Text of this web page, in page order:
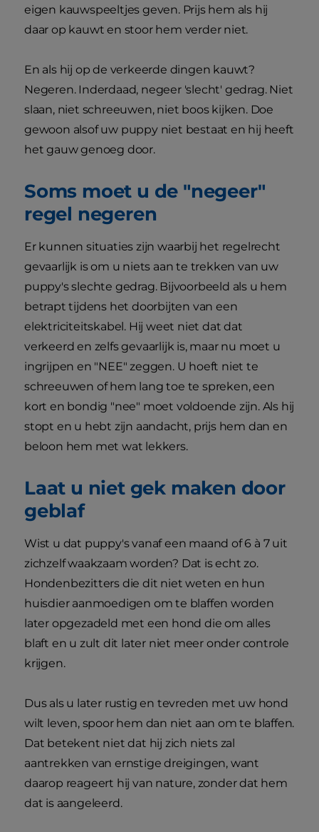
eigen kauwspeeltjes geven. Prijs hem als hij
daar op kauwt en stoor hem verder niet.
En als hij op de verkeerde dingen kauwt?
Negeren. Inderdaad, negeer 'slecht' gedrag. Niet
slaan, niet schreeuwen, niet boos kijken. Doe
gewoon alsof uw puppy niet bestaat en hij heeft
het gauw genoeg door.
Soms moet u de "negeer"
regel negeren
Er kunnen situaties zijn waarbij het regelrecht
gevaarlijk is om u niets aan te trekken van uw
puppy's slechte gedrag. Bijvoorbeeld als u hem
betrapt tijdens het doorbijten van een
elektriciteitskabel. Hij weet niet dat dat
verkeerd en zelfs gevaarlijk is, maar nu moet u
ingrijpen en "NEE" zeggen. U hoeft niet te
schreeuwen of hem lang toe te spreken, een
kort en bondig "nee" moet voldoende zijn. Als hij
stopt en u hebt zijn aandacht, prijs hem dan en
beloon hem met wat lekkers.
Laat u niet gek maken door
geblaf
Wist u dat puppy's vanaf een maand of 6 à 7 uit
zichzelf waakzaam worden? Dat is echt zo.
Hondenbezitters die dit niet weten en hun
huisdier aanmoedigen om te blaffen worden
later opgezadeld met een hond die om alles
blaft en u zult dit later niet meer onder controle
krijgen.
Dus als u later rustig en tevreden met uw hond
wilt leven, spoor hem dan niet aan om te blaffen.
Dat betekent niet dat hij zich niets zal
aantrekken van ernstige dreigingen, want
daarop reageert hij van nature, zonder dat hem
dat is aangeleerd.